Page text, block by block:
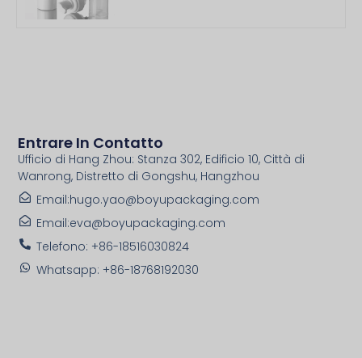
Entrare In Contatto
Ufficio di Hang Zhou: Stanza 302, Edificio 10, Città di
Wanrong, Distretto di Gongshu, Hangzhou
Email:hugo.yao@boyupackaging.com
Email:eva@boyupackaging.com
Telefono: +86-18516030824
Whatsapp: +86-18768192030